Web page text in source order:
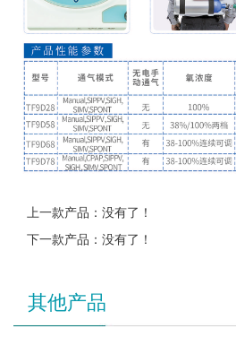
上一款产品：没有了！
下一款产品：没有了！
其他产品